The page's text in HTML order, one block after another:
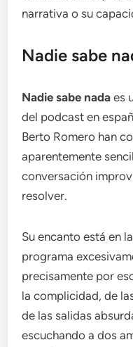
narrativa o su
Nadie sabe
Nadie sabe nada es
del podcast en
Berto Romero han
aparentemente
conversación
resolver.
Su encanto está en
programa
precisamente por
la complicidad, de
de las salidas
escuchando a dos